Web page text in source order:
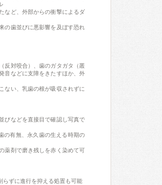
など、外部からの衝撃によるダ
の歯並びに悪影響を及ぼす恐れ
反対咬合）、歯のガタガタ（叢
音などに支障をきたすほか、外
ない、乳歯の根が吸収されずに
びなどを直接目で確認し写真で
の有無、永久歯の生える時期の
薬剤で磨き残しを赤く染めて可
らずに進行を抑える処置も可能